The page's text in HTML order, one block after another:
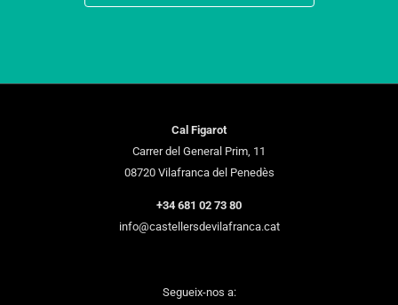
Cal Figarot
Carrer del General Prim, 11
08720 Vilafranca del Penedès
+34 681 02 73 80
info@castellersdevilafranca.cat
Segueix-nos a: